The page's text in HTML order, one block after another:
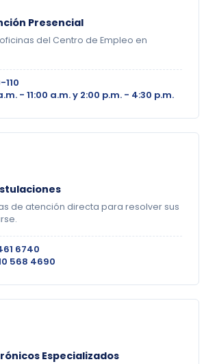
Presencial
del Centro de Empleo en
110
- 11:00 a.m. y 2:00 p.m. - 4:30 p.m.
de atención directa para resolver sus
6740
568 4690
Especializados